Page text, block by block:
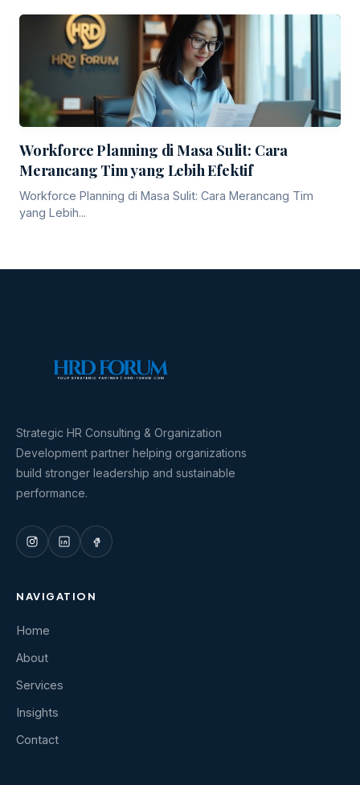
Workforce Planning di Masa Sulit: Cara
Merancang Tim yang Lebih Efektif
Workforce Planning di Masa Sulit: Cara Merancang Tim
yang Lebih...
Strategic HR Consulting & Organization
Development partner helping organizations
build stronger leadership and sustainable
performance.
NAVIGATION
Home
About
Services
Insights
Contact